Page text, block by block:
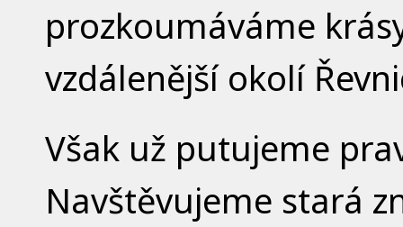
prozkoumáváme
vzdálenější okolí
Však už putujeme
Navštěvujeme stará